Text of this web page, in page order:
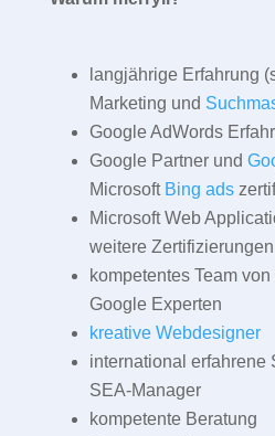
langjährige Erfahrung
Marketing und
Google AdWords
Google Partner und
Microsoft Bing ads
Microsoft Web
weitere Zertifizierungen
kompetentes Team
Google Experten
kreative Webdesigner
international erfahrene
SEA-Manager
kompetente Beratung